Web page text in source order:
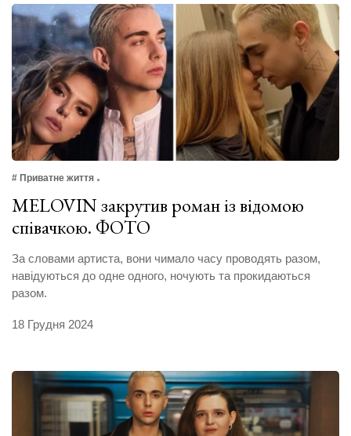
# Приватне життя
MELOVIN закрутив роман із відомою
співачкою. ФОТО
За словами артиста, вони чимало часу проводять разом,
навідуються до одне одного, ночують та прокидаються
разом.
18 Грудня 2024